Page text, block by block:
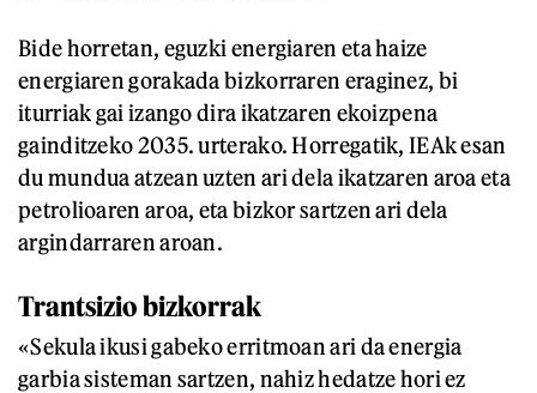
Bide horretan, eguzki energiaren eta haize
energiaren gorakada bizkorraren eraginez, bi
iturriak gai izango dira ikatzaren ekoizpena
gainditzeko 2035. urterako. Horregatik, IEAk esan
du mundua atzean uzten ari dela ikatzaren aroa eta
petrolioaren aroa, eta bizkor sartzen ari dela
argindarraren aroan.
Trantsizio bizkorrak
«Sekula ikusi gabeko erritmoan ari da energia
garbia sisteman sartzen, nahiz hedatze hori ez